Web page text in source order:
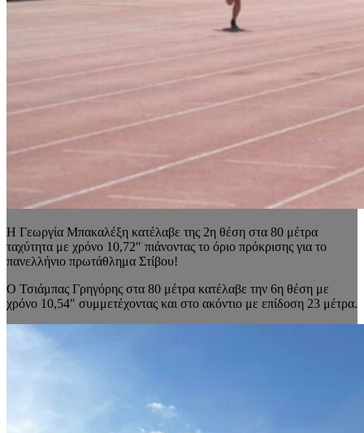
Η Γεωργία Μπακαλέξη κατέλαβε της 2η θέση στα 80 μέτρα
ταχύτητα με χρόνο 10,72″ πιάνοντας το όριο πρόκρισης για το
πανελλήνιο πρωτάθλημα Στίβου!
Ο Τσιάμπας Γρηγόρης στα 80 μέτρα κατέλαβε την 6η θέση με
χρόνο 10,54″ συμμετέχοντας και στο ακόντιο με επίδοση 23 μέτρα.